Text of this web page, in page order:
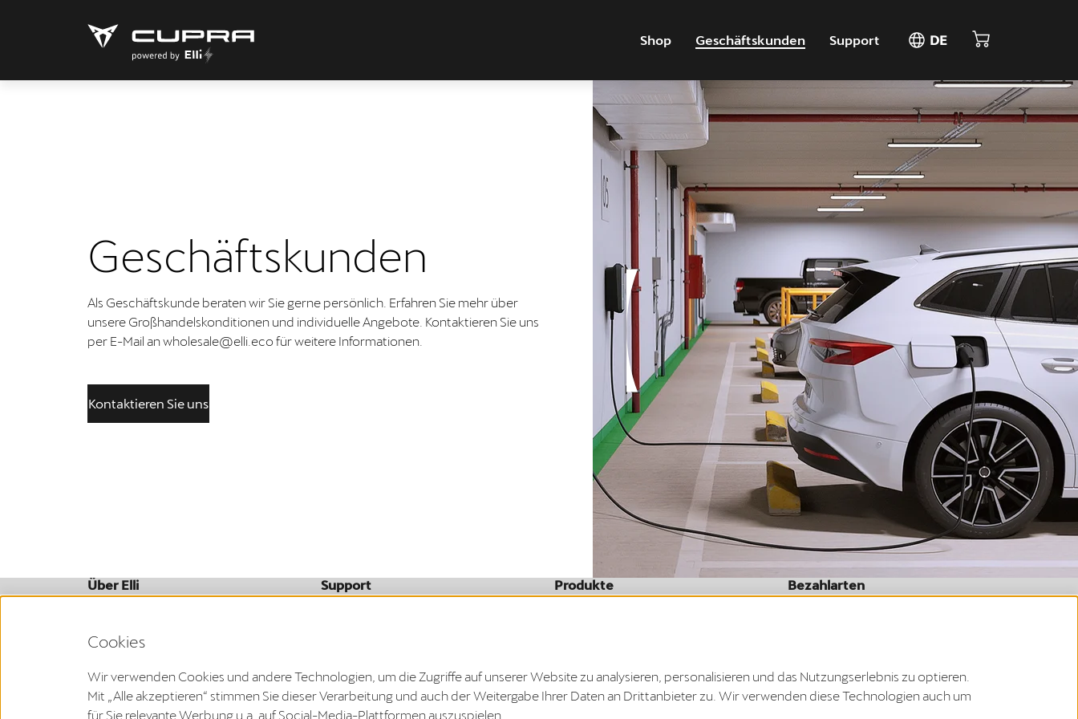
Shop Geschäftskunden Support DE
Geschäftskunden
Als Geschäftskunde beraten wir Sie gerne persönlich. Erfahren Sie mehr über
unsere Großhandelskonditionen und individuelle Angebote. Kontaktieren Sie uns
per E-Mail an wholesale@elli.eco für weitere Informationen.
Kontaktieren Sie uns
Über Elli
Support
Produkte
Bezahlarten
Den Widerruf deines Vertrags kannst du innerhalb der gesetzlichen Frist hier beantragen. Vertrag widerrufen
Cookies
Wir verwenden Cookies und andere Technologien, um die Zugriffe auf unserer Website zu analysieren, personalisieren und das Nutzungserlebnis zu optieren.
Mit „Alle akzeptieren“ stimmen Sie dieser Verarbeitung und auch der Weitergabe Ihrer Daten an Drittanbieter zu. Wir verwenden diese Technologien auch um
für Sie relevante Werbung u.a. auf Social-Media-Plattformen auszuspielen.